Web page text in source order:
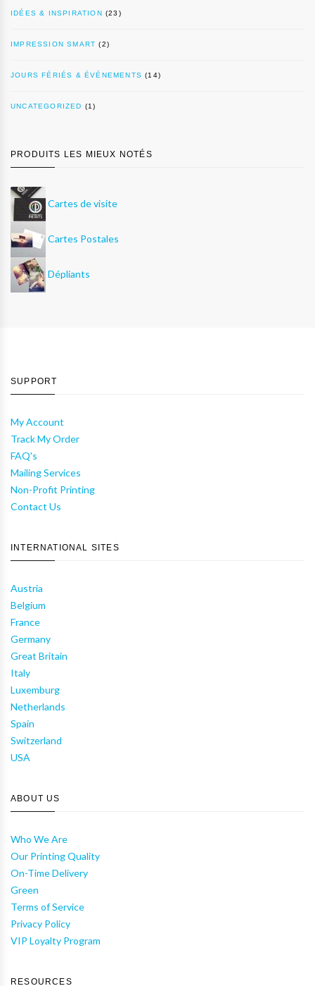
IDÉES & INSPIRATION (23)
IMPRESSION SMART (2)
JOURS FÉRIÉS & ÉVÉNEMENTS (14)
UNCATEGORIZED (1)
PRODUITS LES MIEUX NOTÉS
Cartes de visite
Cartes Postales
Dépliants
SUPPORT
My Account
Track My Order
FAQ's
Mailing Services
Non-Profit Printing
Contact Us
INTERNATIONAL SITES
Austria
Belgium
France
Germany
Great Britain
Italy
Luxemburg
Netherlands
Spain
Switzerland
USA
ABOUT US
Who We Are
Our Printing Quality
On-Time Delivery
Green
Terms of Service
Privacy Policy
VIP Loyalty Program
RESOURCES